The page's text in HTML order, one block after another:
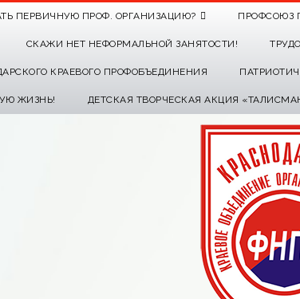
ПЕРВИЧНУЮ ПРОФ. ОРГАНИЗАЦИЮ? ПРОФСОЮЗ
СКАЖИ НЕТ НЕФОРМАЛЬНОЙ ЗАНЯТОСТИ!
КРАЕВОГО ПРОФОБЪЕДИНЕНИЯ
ЖИЗНЬ! ДЕТСКАЯ ТВОРЧЕСКАЯ АКЦИЯ